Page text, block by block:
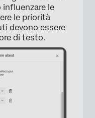
le
le priorità
devono essere
di testo.